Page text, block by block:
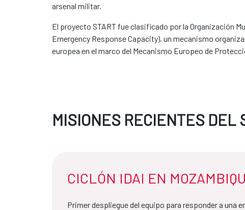
arsenal militar.
El proyecto START fue clasificado por la Organización
Emergency Response Capacity), un mecanismo
europea en el marco del Mecanismo Europeo de
MISIONES RECIENTES DEL
CICLÓN IDAI EN
Primer despliegue del equipo para responder a una